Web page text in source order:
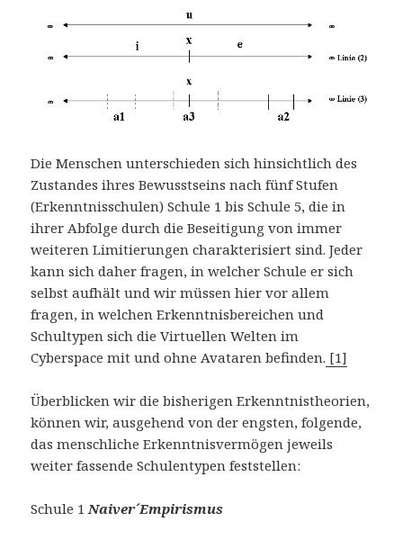
Die Menschen unterschieden sich hinsichtlich des
Zustandes ihres Bewusstseins nach fünf Stufen
(Erkenntnisschulen) Schule 1 bis Schule 5, die in
ihrer Abfolge durch die Beseitigung von immer
weiteren Limitierungen charakterisiert sind. Jeder
kann sich daher fragen, in welcher Schule er sich
selbst aufhält und wir müssen hier vor allem
fragen, in welchen Erkenntnisbereichen und
Schultypen sich die Virtuellen Welten im
Cyberspace mit und ohne Avataren befinden. [1]
Überblicken wir die bisherigen Erkenntnistheorien,
können wir, ausgehend von der engsten, folgende,
das menschliche Erkenntnisvermögen jeweils
weiter fassende Schulentypen feststellen:
Schule 1 Naiver´Empirismus